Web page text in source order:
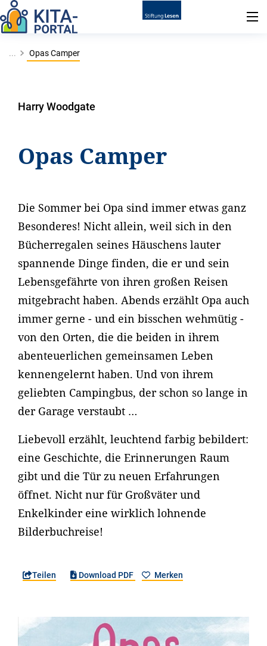
... Opas Camper
Harry Woodgate
Opas Camper
Die Sommer bei Opa sind immer etwas ganz
Besonderes! Nicht allein, weil sich in den
Bücherregalen seines Häuschens lauter
spannende Dinge finden, die er und sein
Lebensgefährte von ihren großen Reisen
mitgebracht haben. Abends erzählt Opa auch
immer gerne - und ein bisschen wehmütig -
von den Orten, die die beiden in ihrem
abenteuerlichen gemeinsamen Leben
kennengelernt haben. Und von ihrem
geliebten Campingbus, der schon so lange in
der Garage verstaubt …
Liebevoll erzählt, leuchtend farbig bebildert:
eine Geschichte, die Erinnerungen Raum
gibt und die Tür zu neuen Erfahrungen
öffnet. Nicht nur für Großväter und
Enkelkinder eine wirklich lohnende
Bilderbuchreise!
Teilen Download PDF Merken